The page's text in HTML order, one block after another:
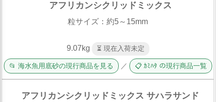
アフリカンシクリッドミックス
粒サイズ：約5～15mm
9.07kg ⏳ 現在入荷未定
📂 海水魚用底砂の現行商品を見る ／ 📋 ｶﾐﾊﾀ の現行商品一覧
アフリカンシクリッドミックス サハラサンド